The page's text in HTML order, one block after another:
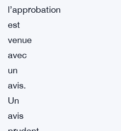
l’approbation
est
venue
avec
un
avis.
Un
avis